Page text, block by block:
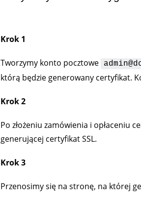
Krok 1
Tworzymy konto pocztowe
którą będzie generowany certyfikat.
Krok 2
Po złożeniu zamówienia i opłaceniu
generującej certyfikat SSL.
Krok 3
Przenosimy się na stronę, na której